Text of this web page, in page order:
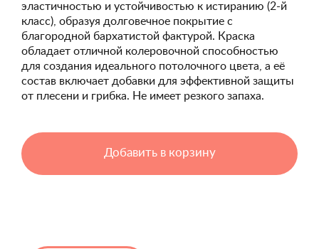
эластичностью и устойчивостью к истиранию (2-й
класс), образуя долговечное покрытие с
благородной бархатистой фактурой. Краска
обладает отличной колеровочной способностью
для создания идеального потолочного цвета, а её
состав включает добавки для эффективной защиты
от плесени и грибка. Не имеет резкого запаха.
Добавить в корзину